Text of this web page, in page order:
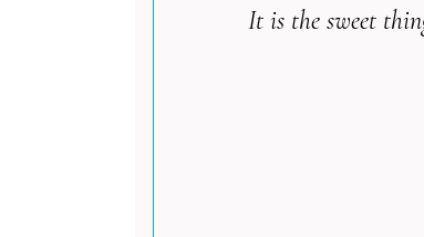
It is the sweet